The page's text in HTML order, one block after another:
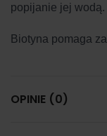
popijanie jej wodą.
Biotyna pomaga
OPINIE (0)